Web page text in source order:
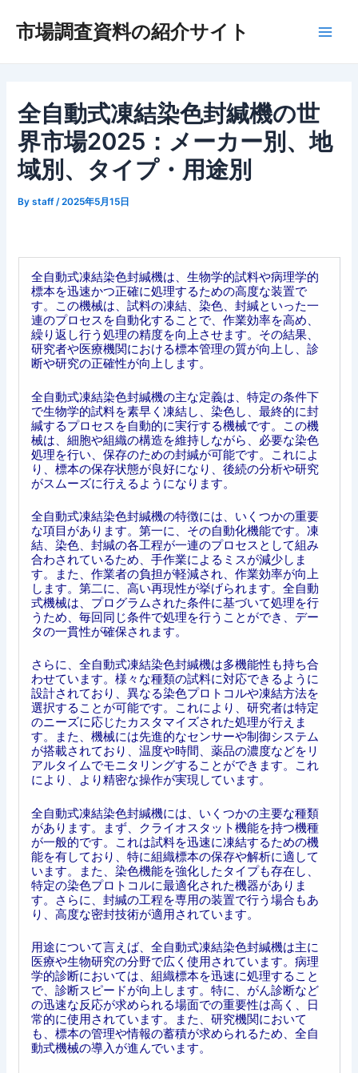
市場調査資料の紹介サイト
全自動式凍結染色封緘機の世
界市場2025：メーカー別、地
域別、タイプ・用途別
Bystaff /2025年5月15日
全自動式凍結染色封緘機は、生物学的試料や病理学的
標本を迅速かつ正確に処理するための高度な装置で
す。この機械は、試料の凍結、染色、封緘といった一
連のプロセスを自動化することで、作業効率を高め、
繰り返し行う処理の精度を向上させます。その結果、
研究者や医療機関における標本管理の質が向上し、診
断や研究の正確性が向上します。
全自動式凍結染色封緘機の主な定義は、特定の条件下
で生物学的試料を素早く凍結し、染色し、最終的に封
緘するプロセスを自動的に実行する機械です。この機
械は、細胞や組織の構造を維持しながら、必要な染色
処理を行い、保存のための封緘が可能です。これによ
り、標本の保存状態が良好になり、後続の分析や研究
がスムーズに行えるようになります。
全自動式凍結染色封緘機の特徴には、いくつかの重要
な項目があります。第一に、その自動化機能です。凍
結、染色、封緘の各工程が一連のプロセスとして組み
合わされているため、手作業によるミスが減少しま
す。また、作業者の負担が軽減され、作業効率が向上
します。第二に、高い再現性が挙げられます。全自動
式機械は、プログラムされた条件に基づいて処理を行
うため、毎回同じ条件で処理を行うことができ、デー
タの一貫性が確保されます。
さらに、全自動式凍結染色封緘機は多機能性も持ち合
わせています。様々な種類の試料に対応できるように
設計されており、異なる染色プロトコルや凍結方法を
選択することが可能です。これにより、研究者は特定
のニーズに応じたカスタマイズされた処理が行えま
す。また、機械には先進的なセンサーや制御システム
が搭載されており、温度や時間、薬品の濃度などをリ
アルタイムでモニタリングすることができます。これ
により、より精密な操作が実現しています。
全自動式凍結染色封緘機には、いくつかの主要な種類
があります。まず、クライオスタット機能を持つ機種
が一般的です。これは試料を迅速に凍結するための機
能を有しており、特に組織標本の保存や解析に適して
います。また、染色機能を強化したタイプも存在し、
特定の染色プロトコルに最適化された機器がありま
す。さらに、封緘の工程を専用の装置で行う場合もあ
り、高度な密封技術が適用されています。
用途について言えば、全自動式凍結染色封緘機は主に
医療や生物研究の分野で広く使用されています。病理
学的診断においては、組織標本を迅速に処理すること
で、診断スピードが向上します。特に、がん診断など
の迅速な反応が求められる場面での重要性は高く、日
常的に使用されています。また、研究機関において
も、標本の管理や情報の蓄積が求められるため、全自
動式機械の導入が進んでいます。